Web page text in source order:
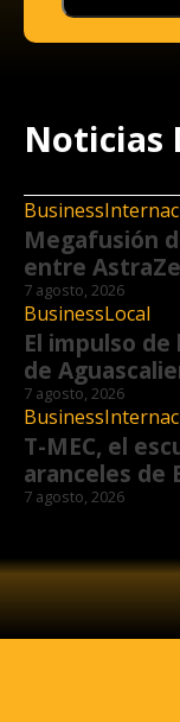
Noticias
Business
Megafusión
entre
7 agosto, 2026
BusinessLocal
El impulso
de
7 agosto, 2026
Business
T-MEC, el
aranceles de
7 agosto, 2026